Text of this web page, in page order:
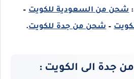
شحن من السعودية للكويت–
–شحن من جدة للكويت.
جدة الى الكويت :